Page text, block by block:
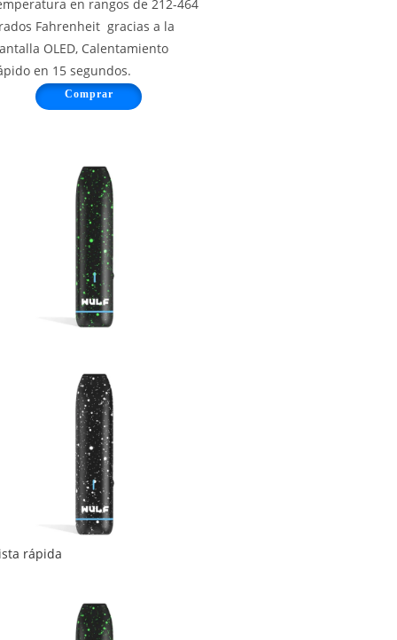
en rangos de 212-464
Fahrenheit gracias a la
OLED, Calentamiento
en 15 segundos.
Comprar
rápida